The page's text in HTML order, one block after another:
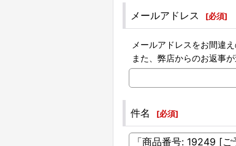
メールアドレス [必須]
メールアドレスをお間違
また、弊店からのお返事
件名 [必須]